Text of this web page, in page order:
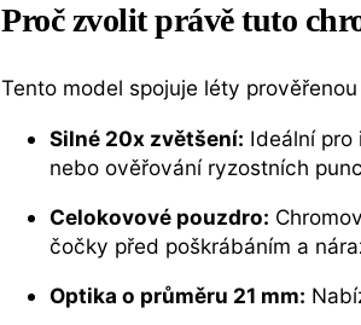
Proč zvolit právě tuto
Tento model spojuje léty
Silné 20x zvětšení: Ideální
nebo ověřování ryzostních
Celokovové pouzdro:
čočky před poškrábáním a
Optika o průměru 21 mm: